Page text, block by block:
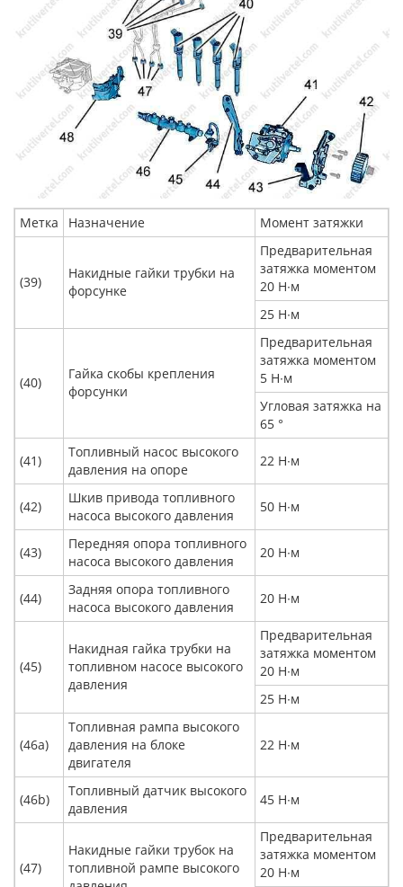
Метка Назначение Момент затяжки
(39)
Накидные гайки трубки на
форсунке
Предварительная
затяжка моментом
20 Н∙м
25 Н∙м
(40)
Гайка скобы крепления
форсунки
Предварительная
затяжка моментом
5 Н∙м
Угловая затяжка на
65 °
(41)
Топливный насос высокого
давления на опоре
22 Н∙м
(42)
Шкив привода топливного
насоса высокого давления
50 Н∙м
(43)
Передняя опора топливного
насоса высокого давления
20 Н∙м
(44)
Задняя опора топливного
насоса высокого давления
20 Н∙м
(45)
Накидная гайка трубки на
топливном насосе высокого
давления
Предварительная
затяжка моментом
20 Н∙м
25 Н∙м
(46a)
Топливная рампа высокого
давления на блоке
двигателя
22 Н∙м
(46b)
Топливный датчик высокого
давления
45 Н∙м
(47)
Накидные гайки трубок на
топливной рампе высокого
Предварительная
затяжка моментом
20 Н∙м